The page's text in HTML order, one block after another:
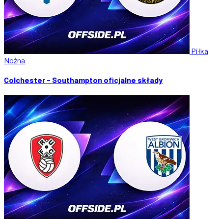
Piłka
Nożna
Colchester - Southampton oficjalne składy